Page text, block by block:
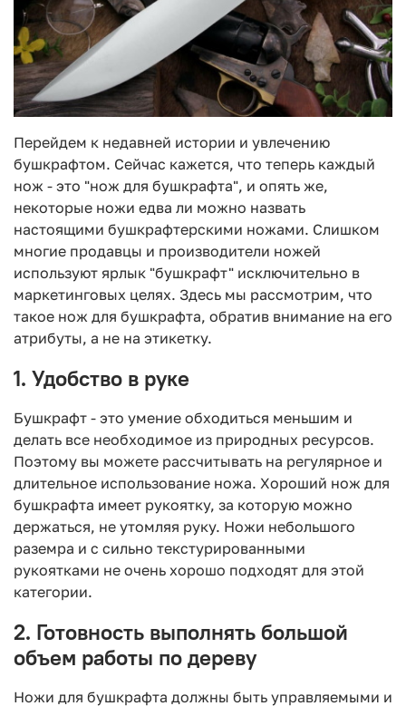
Перейдем к недавней истории и увлечению
бушкрафтом. Сейчас кажется, что теперь каждый
нож - это "нож для бушкрафта", и опять же,
некоторые ножи едва ли можно назвать
настоящими бушкрафтерскими ножами. Слишком
многие продавцы и производители ножей
используют ярлык "бушкрафт" исключительно в
маркетинговых целях. Здесь мы рассмотрим, что
такое нож для бушкрафта, обратив внимание на его
атрибуты, а не на этикетку.
1. Удобство в руке
Бушкрафт - это умение обходиться меньшим и
делать все необходимое из природных ресурсов.
Поэтому вы можете рассчитывать на регулярное и
длительное использование ножа. Хороший нож для
бушкрафта имеет рукоятку, за которую можно
держаться, не утомляя руку. Ножи небольшого
раземра и с сильно текстурированными
рукоятками не очень хорошо подходят для этой
категории.
2. Готовность выполнять большой
объем работы по дереву
Ножи для бушкрафта должны быть управляемыми и